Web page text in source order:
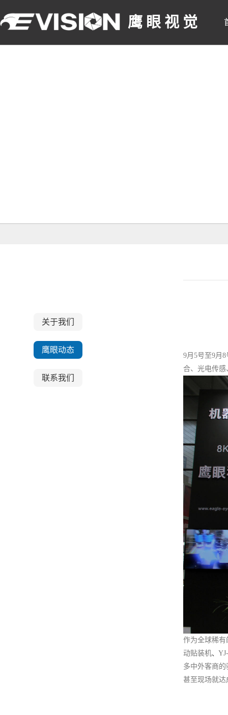
鹰 眼 视 觉
关于我们
鹰眼动态
联系我们
9月5号至9月8
合、光电传
作为全球稀
动贴装机、
多中外客商
甚至现场就